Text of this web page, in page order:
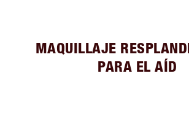
MAQUILLAJE
PARA EL AÍD